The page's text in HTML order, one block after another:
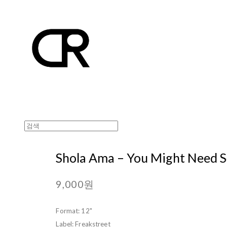
Shola Ama ‎– You Might Need
9,000원
Format: 12"
Label: Freakstreet